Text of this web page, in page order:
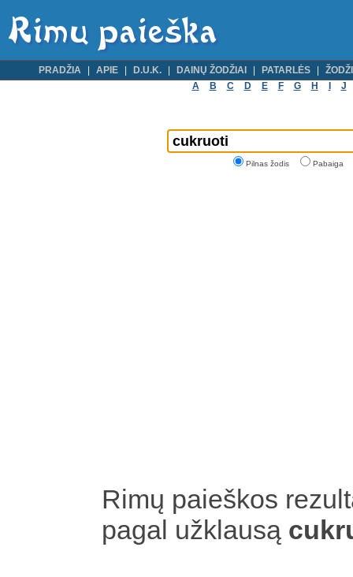
PRADŽIA APIE D.U.K. DAINŲ ŽODŽIAI PATARLĖS
A
B C D E F G H J
Pilnas žodis Pabaiga
Rimų paieškos
pagal užklausą